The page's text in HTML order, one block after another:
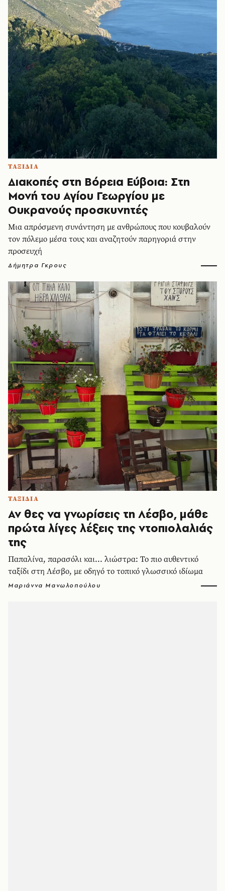
ΤΑΞΙΔΙΑ
Διακοπές στη Βόρεια Εύβοια: Στη
Μονή του Αγίου Γεωργίου με
Ουκρανούς προσκυνητές
Μια απρόσμενη συνάντηση με ανθρώπους που κουβαλούν
τον πόλεμο μέσα τους και αναζητούν παρηγοριά στην
προσευχή
Δήμητρα Γκρους
ΤΑΞΙΔΙΑ
Αν θες να γνωρίσεις τη Λέσβο, μάθε
πρώτα λίγες λέξεις της ντοπιολαλιάς
της
Παπαλίνα, παρασόλι και... λιώστρα: Το πιο αυθεντικό
ταξίδι στη Λέσβο, με οδηγό το τοπικό γλωσσικό ιδίωμα
Μαριάννα Μανωλοπούλου